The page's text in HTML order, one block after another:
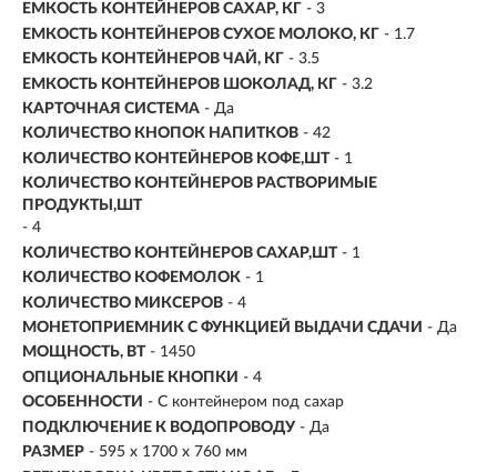
ЕМКОСТЬ КОНТЕЙНЕРОВ САХАР, КГ - 3
ЕМКОСТЬ КОНТЕЙНЕРОВ СУХОЕ МОЛОКО, КГ - 1.7
ЕМКОСТЬ КОНТЕЙНЕРОВ ЧАЙ, КГ - 3.5
ЕМКОСТЬ КОНТЕЙНЕРОВ ШОКОЛАД, КГ - 3.2
КАРТОЧНАЯ СИСТЕМА - Да
КОЛИЧЕСТВО КНОПОК НАПИТКОВ - 42
КОЛИЧЕСТВО КОНТЕЙНЕРОВ КОФЕ,ШТ - 1
КОЛИЧЕСТВО КОНТЕЙНЕРОВ РАСТВОРИМЫЕ
ПРОДУКТЫ,ШТ
- 4
КОЛИЧЕСТВО КОНТЕЙНЕРОВ САХАР,ШТ - 1
КОЛИЧЕСТВО КОФЕМОЛОК - 1
КОЛИЧЕСТВО МИКСЕРОВ - 4
МОНЕТОПРИЕМНИК С ФУНКЦИЕЙ ВЫДАЧИ СДАЧИ - Да
МОЩНОСТЬ, ВТ - 1450
ОПЦИОНАЛЬНЫЕ КНОПКИ - 4
ОСОБЕННОСТИ - С контейнером под сахар
ПОДКЛЮЧЕНИЕ К ВОДОПРОВОДУ - Да
РАЗМЕР - 595 х 1700 х 760 мм